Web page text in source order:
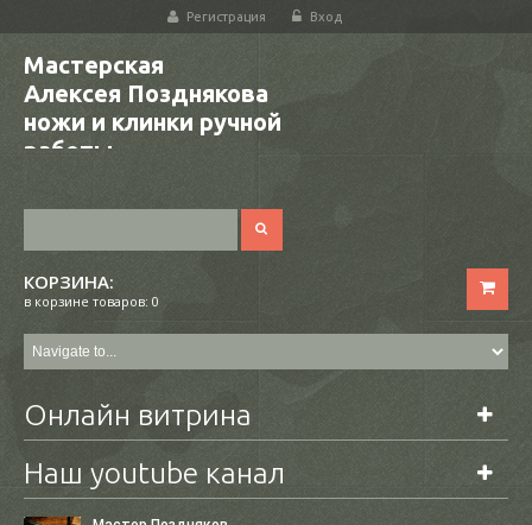
Регистрация Вход
Мастерская
Алексея Позднякова
ножи и клинки ручной
работы
КОРЗИНА:
в корзине товаров: 0
Онлайн витрина
Наш youtube канал